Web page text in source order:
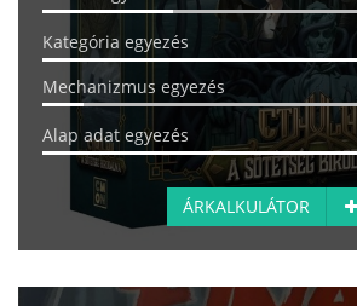
Kategória egyezés
Mechanizmus egyezés
Alap adat egyezés
ÁRKALKULÁTOR